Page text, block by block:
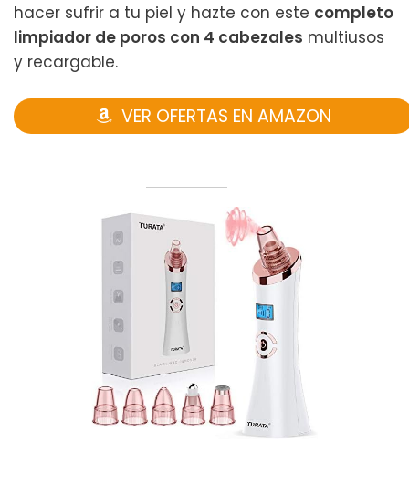
hacer sufrir a tu piel y hazte con este completo
limpiador de poros con 4 cabezales multiusos
y recargable.
VER OFERTAS EN AMAZON